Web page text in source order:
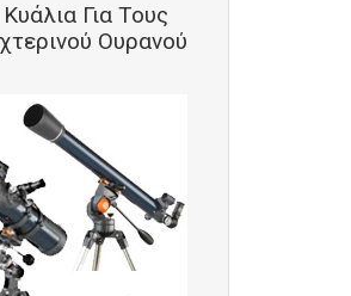
Για Τους
Ουρανού